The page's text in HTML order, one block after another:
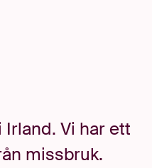
Vi har ett
missbruk.